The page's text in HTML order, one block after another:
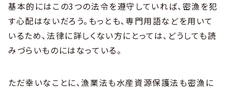
基本的にはこの3つの法令を遵守していれば、密漁を犯
す心配はないだろう。もっとも、専門用語などを用いて
いるため、法律に詳しくない方にとっては、どうしても読
みづらいものにはなっている。
ただ幸いなことに、漁業法も水産資源保護法も密漁に